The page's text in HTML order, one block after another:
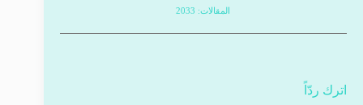
المقالات: 2033
اترك ردّاً